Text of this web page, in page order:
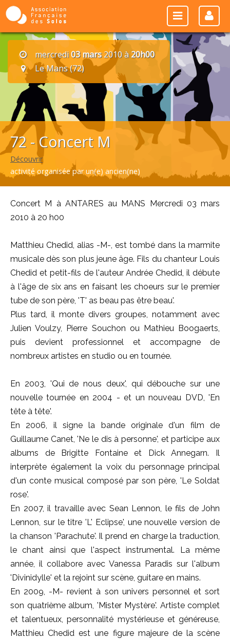
mercredi03 mars2010 à20h00
Le Mans (72)
72 - Concert M
Découvrir
activité organisée par un(e) ancien(ne)
Concert M à ANTARES au MANS Mercredi 03 mars
2010 à 20 h00
Matthieu Chedid, alias -M-, est tombé dans la marmite
musicale dès son plus jeune âge. Fils du chanteur Louis
Chedid et petit-fils de l'auteur Andrée Chedid, il débute
à l'âge de six ans en faisant les choeurs sur le premier
tube de son père, 'T' as beau pas être beau'.
Plus tard, il monte divers groupes, notamment avec
Julien Voulzy, Pierre Souchon ou Mathieu Boogaerts,
puis devient professionnel et accompagne de
nombreux artistes en studio ou en tournée.
En 2003, 'Qui de nous deux', qui débouche sur une
nouvelle tournée en 2004 - et un nouveau DVD, 'En
tête à tête'.
En 2006, il signe la bande originale d'un film de
Guillaume Canet, 'Ne le dis à personne', et participe aux
albums de Brigitte Fontaine et Dick Annegarn. Il
interprète également la voix du personnage principal
d'un conte musical composé par son père, 'Le Soldat
rose'.
En 2007, il travaille avec Sean Lennon, le fils de John
Lennon, sur le titre 'L' Eclipse', une nouvelle version de
la chanson 'Parachute'. Il prend en charge la traduction,
le chant ainsi que l'aspect instrumental. La même
année, il collabore avec Vanessa Paradis sur l'album
'Divinidylle' et la rejoint sur scène, guitare en mains.
En 2009, -M- revient à son univers personnel et sort
son quatrième album, 'Mister Mystère'. Artiste complet
et talentueux, personnalité mystérieuse et généreuse,
Matthieu Chedid est une figure majeure de la scène